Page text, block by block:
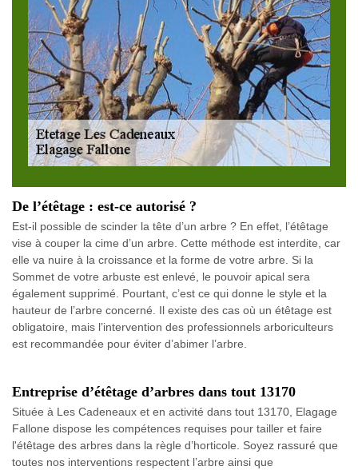
De l’étêtage : est-ce autorisé ?
Est-il possible de scinder la tête d’un arbre ? En effet, l’étêtage
vise à couper la cime d’un arbre. Cette méthode est interdite, car
elle va nuire à la croissance et la forme de votre arbre. Si la
Sommet de votre arbuste est enlevé, le pouvoir apical sera
également supprimé. Pourtant, c’est ce qui donne le style et la
hauteur de l’arbre concerné. Il existe des cas où un étêtage est
obligatoire, mais l’intervention des professionnels arboriculteurs
est recommandée pour éviter d’abimer l’arbre.
Entreprise d’étêtage d’arbres dans tout 13170
Située à Les Cadeneaux et en activité dans tout 13170, Elagage
Fallone dispose les compétences requises pour tailler et faire
l'étêtage des arbres dans la règle d’horticole. Soyez rassuré que
toutes nos interventions respectent l’arbre ainsi que